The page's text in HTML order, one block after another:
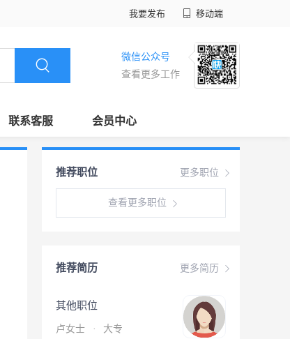
我要发布 移动端
微信公众号
查看更多工作
联系客服 会员中心
更多职位
推荐职位
查看更多职位
更多简历
推荐简历
其他职位
卢女士 · 大专